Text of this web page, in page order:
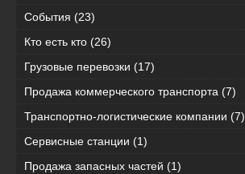
События (23)
Кто есть кто (26)
Грузовые перевозки (17)
Продажа коммерческого транспорта (7)
Транспортно-логистические компании (7)
Сервисные станции (1)
Продажа запасных частей (1)